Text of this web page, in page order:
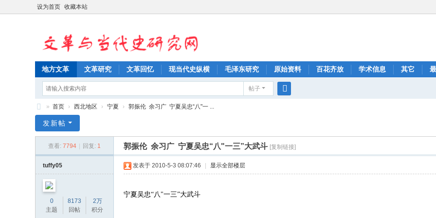
设为首页 收藏本站
地方文革 文革研究 文革回忆 现当代史纵横 毛泽东研究 原始资料 百花齐放 学术信息 其它
帖子
革
» 首页 › 西北地区 › 宁夏 › 郭振伦 余习广 宁夏吴忠“八"一 ...
发新帖
查看: 7794 回复: 1 郭振伦 余习广 宁夏吴忠“八"一三”大武斗 [复制链接]
tuffy05
0
主题
8173
回帖
2万
积分
发表于 2010-5-3 08:07:46 显示全部楼层
宁夏吴忠“八"一三”大武斗